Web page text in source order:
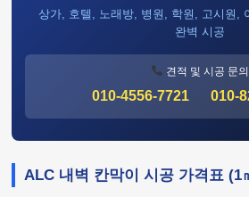
상가, 호텔, 노래방, 병원, 학원, 고시원,
완벽 시공
견적 및 시공 문의
010-4556-7721 010-
ALC 내벽 칸막이 시공 가격표 (1